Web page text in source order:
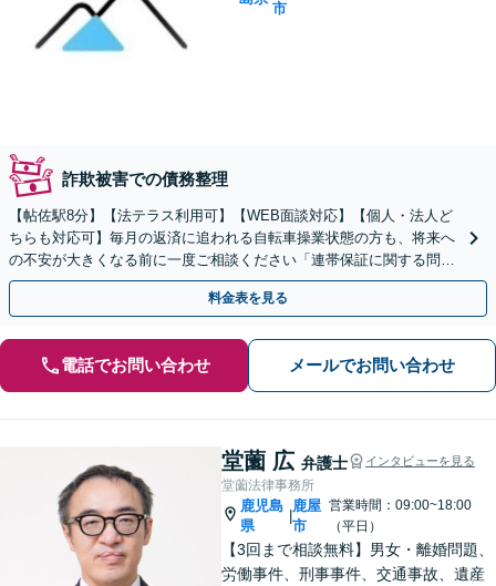
市
詐欺被害での債務整理
【帖佐駅8分】【法テラス利用可】【WEB面談対応】【個人・法人ど
ちらも対応可】毎月の返済に追われる自転車操業状態の方も、将来へ
の不安が大きくなる前に一度ご相談ください「連帯保証に関する問題
も状況に応じ適切に対応」【休日・夜間相談可】
料金表を見る
電話でお問い合わせ メールでお問い合わせ
堂薗 広 弁護士 インタビューを見る
堂薗法律事務所
鹿児島
県
|
鹿屋
市
営業時間：09:00~18:00
（平日）
【3回まで相談無料】男女・離婚問題、
労働事件、刑事事件、交通事故、遺産